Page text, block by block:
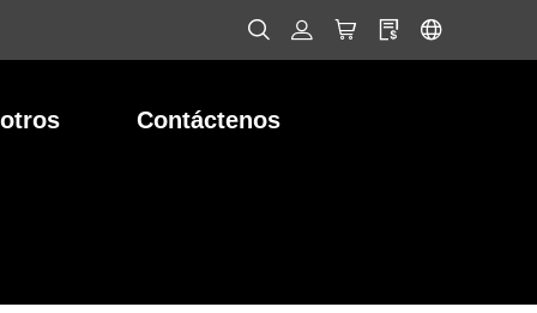
Contáctenos